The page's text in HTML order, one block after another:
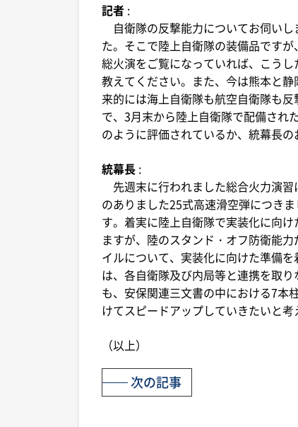
記者 :
自衛隊の反撃能力についてお伺い
た。そこで陸上自衛隊の装備品です
総火演をご覧になっていれば、こう
教えてください。また、今は熊本と
来的には海上自衛隊も航空自衛隊も
で、3月末から陸上自衛隊で配備され
のように評価されているか、統幕長の
統幕長 :
先週末に行われました総合火力演
のありました25式高速滑空弾につき
す。着実に陸上自衛隊で実装化に向
ますが、陸のスタンド・オフ防衛能
イルについて、実装化に向けた準備
は、各自衛隊及び内局等と連携を取
も、安保関連三文書の中における7本
けてスピードアップしていきたいと考
（以上）
次の記事